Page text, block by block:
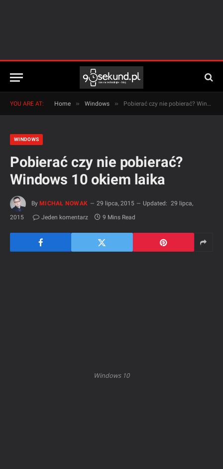
YOU ARE AT: Home » Windows » Pobierać czy nie pobierać? Windows 10 okiem laika
WINDOWS
Pobierać czy nie pobierać?
Windows 10 okiem laika
By MICHAŁ NOWAK 29 lipca, 2015 Updated: 29 lipca,
2015
Jeden komentarz 9 Mins Read
Windows 10